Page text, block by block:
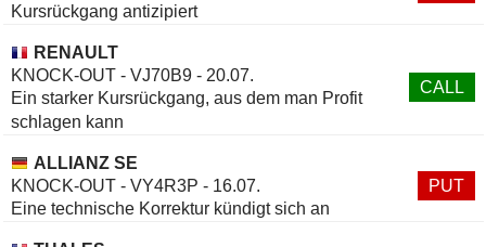
Kursrückgang antizipiert
RENAULT
KNOCK-OUT - VJ70B9 - 20.07.
Ein starker Kursrückgang, aus dem man Profit
schlagen kann
CALL
ALLIANZ SE
KNOCK-OUT - VY4R3P - 16.07.
Eine technische Korrektur kündigt sich an
PUT